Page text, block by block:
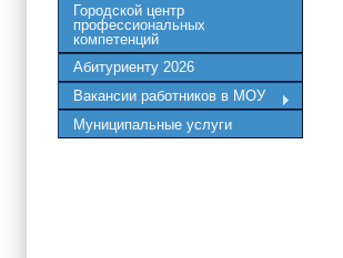
Городской центр
профессиональных
компетенций
Абитуриенту 2026
Вакансии работников в МОУ
Муниципальные услуги